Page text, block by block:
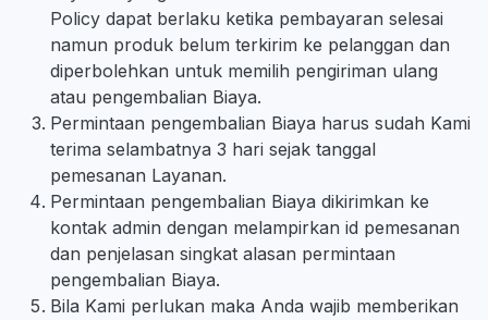
Policy dapat berlaku ketika pembayaran selesai
namun produk belum terkirim ke pelanggan dan
diperbolehkan untuk memilih pengiriman ulang
atau pengembalian Biaya.
Permintaan pengembalian Biaya harus sudah Kami
terima selambatnya 3 hari sejak tanggal
pemesanan Layanan.
Permintaan pengembalian Biaya dikirimkan ke
kontak admin dengan melampirkan id pemesanan
dan penjelasan singkat alasan permintaan
pengembalian Biaya.
Bila Kami perlukan maka Anda wajib memberikan